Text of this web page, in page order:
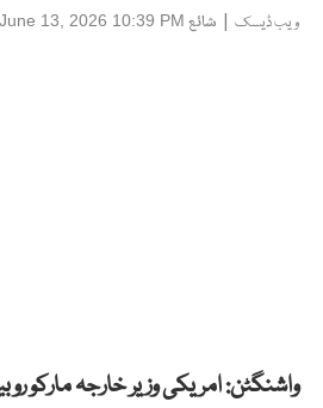
ویب ڈیسک | شائع June 13, 2026 10:39 PM
واشنگٹن: امریکی وزیر خارجہ مارکو